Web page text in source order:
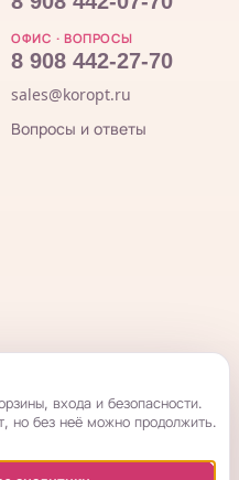
ОФИС · ВОПРОСЫ
8 908 442-27-70
sales@koropt.ru
Вопросы и ответы
входа и безопасности.
но без неё можно продолжить.